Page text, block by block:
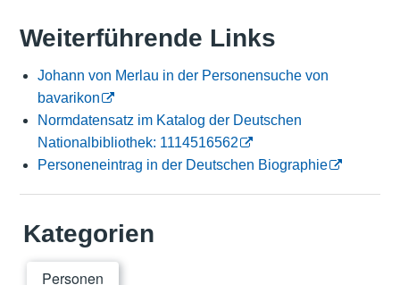
Weiterführende Links
Johann von Merlau in der Personensuche von
bavarikon
Normdatensatz im Katalog der Deutschen
Nationalbibliothek: 1114516562
Personeneintrag in der Deutschen Biographie
Kategorien
Personen